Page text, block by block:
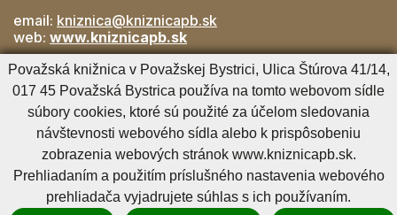
email: kniznica@kniznicapb.sk
web: www.kniznicapb.sk
Pobočky
Rozkvet- 042/432 56 59, rozkvet@kniznicapb.sk
SNP- 0901 918 843, snp@kniznicapb.sk
Cookies nastavenieCookies - viac informáciíVyhlásenie o prístupnosti
Technický prevádzkovateľ
Správca obsahu
GenerujeCMS BUXUS
Považská knižnica v Považskej Bystrici, Ulica Štúrova 41/14,
017 45 Považská Bystrica používa na tomto webovom sídle
súbory cookies, ktoré sú použité za účelom sledovania
návštevnosti webového sídla alebo k prispôsobeniu
zobrazenia webových stránok www.kniznicapb.sk.
Prehliadaním a použitím príslušného nastavenia webového
prehliadača vyjadrujete súhlas s ich používaním.